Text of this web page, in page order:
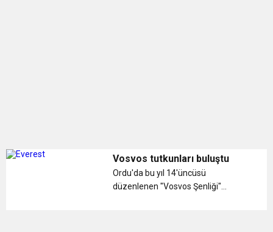
Vosvos tutkunları buluştu
Ordu'da bu yıl 14'üncüsü
düzenlenen "Vosvos Şenliği"